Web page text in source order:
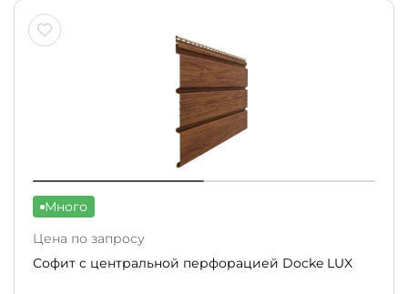
Много
Цена по запросу
Софит с центральной перфорацией Docke LUX